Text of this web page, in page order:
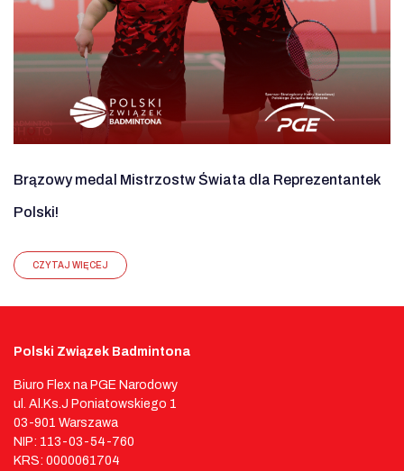
Brązowy medal Mistrzostw Świata dla Reprezentantek
Polski!
CZYTAJ WIĘCEJ
Polski Związek Badmintona
Biuro Flex na PGE Narodowy
ul. Al.Ks.J Poniatowskiego 1
03-901 Warszawa
NIP: 113-03-54-760
KRS: 0000061704